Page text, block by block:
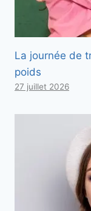
La journée de
poids
27 juillet 2026